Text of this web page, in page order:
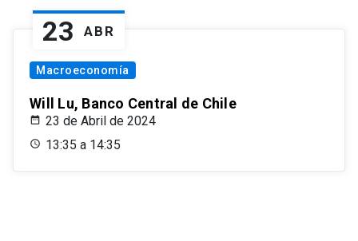
23 ABR
Macroeconomía
Will Lu, Banco Central de Chile
23 de Abril de 2024
13:35 a 14:35